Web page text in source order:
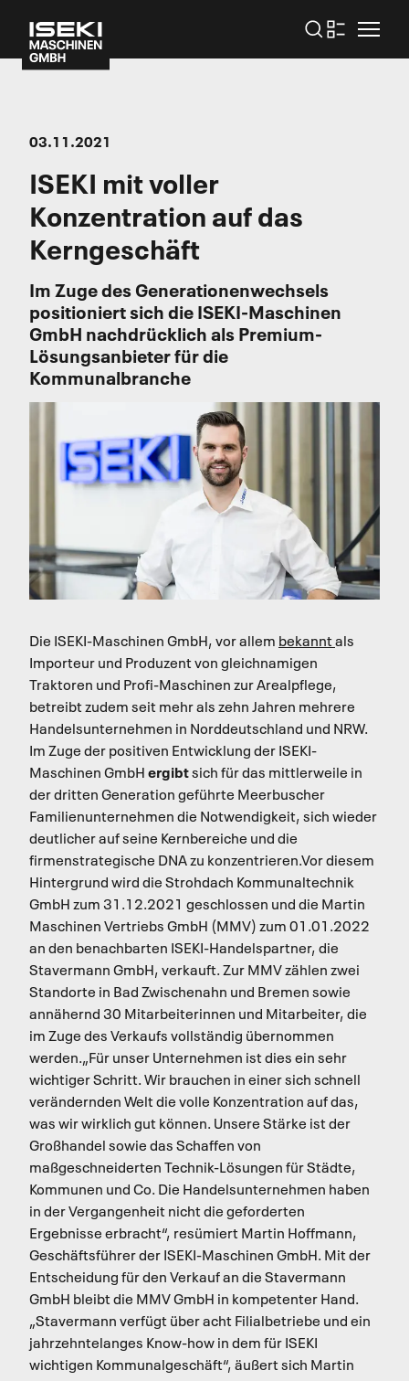
03.11.2021
ISEKI mit voller
Konzentration auf das
Kerngeschäft
Im Zuge des Generationenwechsels
positioniert sich die ISEKI-Maschinen
GmbH nachdrücklich als Premium-
Lösungsanbieter für die
Kommunalbranche
Die ISEKI-Maschinen GmbH, vorallem bekanntals
Importeur und Produzent von gleichnamigen
Traktoren und Profi-Maschinen zur Arealpflege,
betreibt zudem seit mehr als zehn Jahren mehrere
Handelsunternehmen in Norddeutschland und NRW.
Im Zuge der positiven Entwicklung der ISEKI-
Maschinen GmbHergibtsich für das mittlerweile in
der dritten Generation geführte Meerbuscher
Familienunternehmen die Notwendigkeit, sich wieder
deutlicher auf seine Kernbereiche und die
firmenstrategische DNA zu konzentrieren.Vor diesem
Hintergrund wird die Strohdach Kommunaltechnik
GmbH zum 31.12.2021 geschlossen und die Martin
Maschinen Vertriebs GmbH (MMV) zum 01.01.2022
an den benachbarten ISEKI-Handelspartner, die
Stavermann GmbH, verkauft. Zur MMV zählen zwei
Standorte in Bad Zwischenahn und Bremen sowie
annähernd 30 Mitarbeiterinnen und Mitarbeiter, die
im Zuge des Verkaufs vollständig übernommen
werden.„Für unser Unternehmen ist dies ein sehr
wichtiger Schritt. Wir brauchen in einer sich schnell
verändernden Welt die volle Konzentration auf das,
was wir wirklich gut können. Unsere Stärke ist der
Großhandel sowie das Schaffen von
maßgeschneiderten Technik-Lösungen für Städte,
Kommunen und Co. Die Handelsunternehmen haben
in der Vergangenheit nicht die geforderten
Ergebnisse erbracht“, resümiert Martin Hoffmann,
Geschäftsführer der ISEKI-Maschinen GmbH. Mit der
Entscheidung für den Verkauf an die Stavermann
GmbH bleibt die MMV GmbH in kompetenter Hand.
„Stavermann verfügt über acht Filialbetriebe und ein
jahrzehntelanges Know-how in dem für ISEKI
wichtigen Kommunalgeschäft“, äußert sich Martin